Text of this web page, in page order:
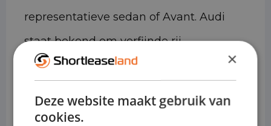
representatieve sedan of Avant. Audi
staat bekend om verfijnde rij-
eigenschappen en hoogwaardige
uitstekend voorbeeld van. Deze auto is
×
Deze website maakt gebruik van
cookies.